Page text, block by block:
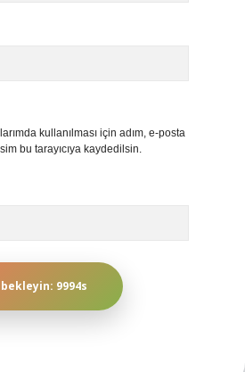
kullanılması için adım, e-posta
bu tarayıcıya kaydedilsin.